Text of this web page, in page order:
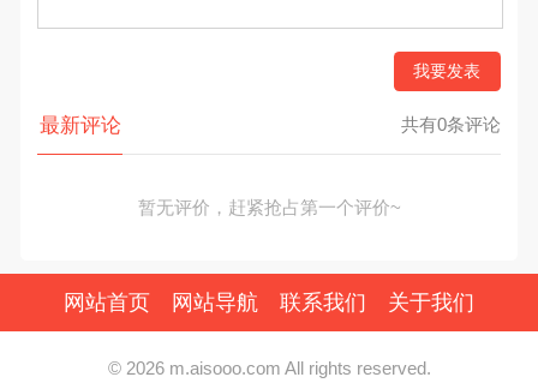
我要发表
最新评论 共有0条评论
暂无评价，赶紧抢占第一个评价~
网站首页 网站导航 联系我们 关于我们
© 2026 m.aisooo.com All rights reserved.